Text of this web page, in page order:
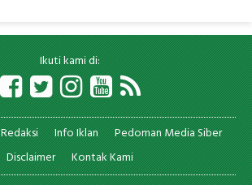
Ikuti kami di:
Redaksi Info Iklan
Pedoman Media Siber
Disclaimer
Kontak Kami